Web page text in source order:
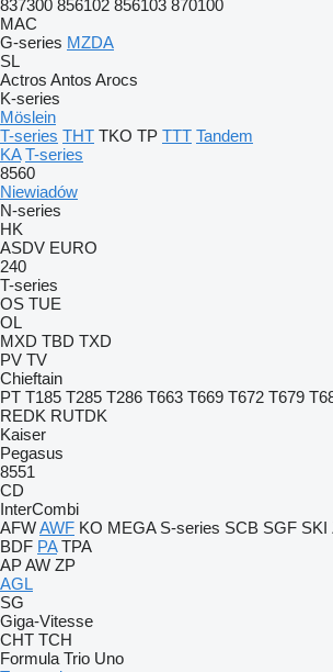
837300 856102 856103 870100
MAC
G-series MZDA
SL
Actros Antos Arocs
K-series
Möslein
T-series THT TKO TP TTT Tandem
KA T-series
8560
Niewiadów
N-series
HK
ASDV EURO
240
T-series
OS TUE
OL
MXD TBD TXD
PV TV
Chieftain
PT T185 T285 T286 T663 T669 T672 T679
REDK RUTDK
Kaiser
Pegasus
8551
CD
InterCombi
AFWAWF KO MEGA S-series SCB SGF SKI
BDF PA TPA
APAW ZP
AGL
SG
Giga-Vitesse
CHT TCH
Formula Trio Uno